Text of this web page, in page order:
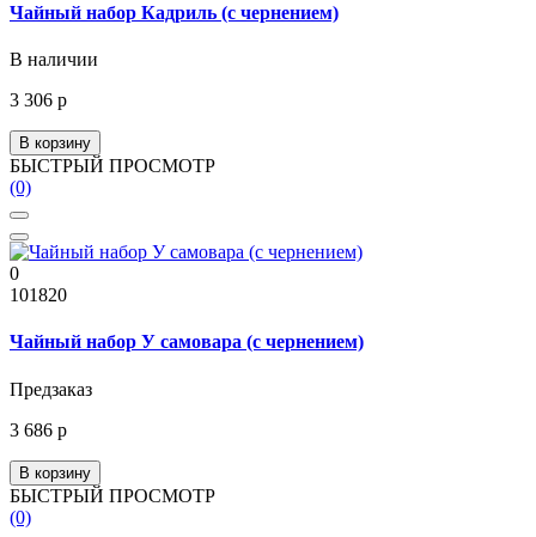
Чайный набор Кадриль (с чернением)
В наличии
3 306 р
В корзину
БЫСТРЫЙ ПРОСМОТР
(0)
0
101820
Чайный набор У самовара (с чернением)
Предзаказ
3 686 р
В корзину
БЫСТРЫЙ ПРОСМОТР
(0)